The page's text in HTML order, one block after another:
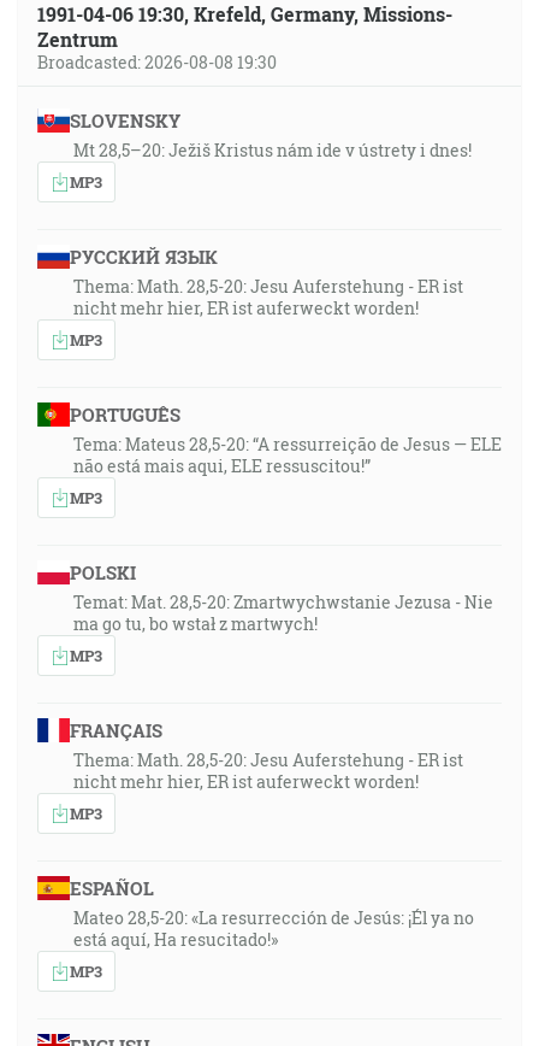
1991-04-06 19:30, Krefeld, Germany, Missions-
Zentrum
Broadcasted: 2026-08-08 19:30
SLOVENSKY
Mt 28,5–20: Ježiš Kristus nám ide v ústrety i dnes!
MP3
РУССКИЙ ЯЗЫК
Thema: Math. 28,5-20: Jesu Auferstehung - ER ist
nicht mehr hier, ER ist auferweckt worden!
MP3
PORTUGUÊS
Tema: Mateus 28,5-20: “A ressurreição de Jesus — ELE
não está mais aqui, ELE ressuscitou!”
MP3
POLSKI
Temat: Mat. 28,5-20: Zmartwychwstanie Jezusa - Nie
ma go tu, bo wstał z martwych!
MP3
FRANÇAIS
Thema: Math. 28,5-20: Jesu Auferstehung - ER ist
nicht mehr hier, ER ist auferweckt worden!
MP3
ESPAÑOL
Mateo 28,5-20: «La resurrección de Jesús: ¡Él ya no
está aquí, Ha resucitado!»
MP3